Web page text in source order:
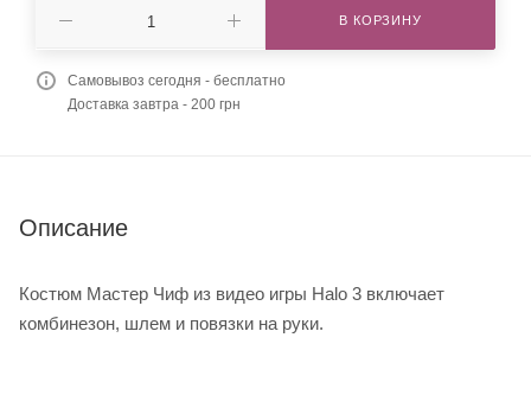
В КОРЗИНУ
Самовывоз сегодня - бесплатно
Доставка завтра - 200 грн
Описание
Костюм Мастер Чиф из видео игры Halo 3 включает
комбинезон, шлем и повязки на руки.